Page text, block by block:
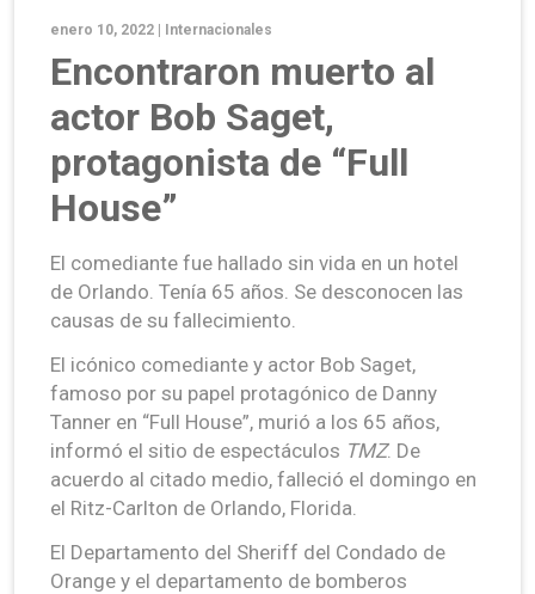
enero 10, 2022 | Internacionales
Encontraron muerto al
actor Bob Saget,
protagonista de “Full
House”
El comediante fue hallado sin vida en un hotel
de Orlando. Tenía 65 años. Se desconocen las
causas de su fallecimiento.
El icónico comediante y actor Bob Saget,
famoso por su papel protagónico de Danny
Tanner en “Full House”, murió a los 65 años,
informó el sitio de espectáculos TMZ. De
acuerdo al citado medio, falleció el domingo en
el Ritz-Carlton de Orlando, Florida.
El Departamento del Sheriff del Condado de
Orange y el departamento de bomberos